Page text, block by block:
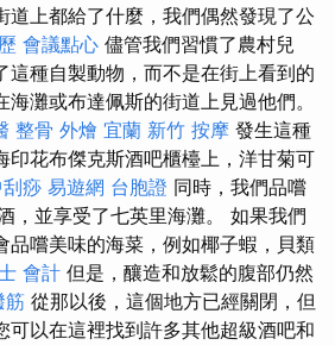
道上都給了什麼，我們偶然發現了公
會議點心 儘管我們習慣了農村兒
這種自製動物，而不是在街上看到的
灘或布達佩斯的街道上見過他們。
整骨 外燴 宜蘭 新竹 按摩 發生這種
印花布傑克斯酒吧櫃檯上，洋甘菊可
痧 易遊網 台胞證 同時，我們品嚐
，並享受了七英里海灘。 如果我們
品嚐美味的海菜，例如椰子蝦，貝類
會計 但是，釀造和放鬆的腹部仍然
筋 從那以後，這個地方已經關閉，但
可以在這裡找到許多其他超級酒吧和